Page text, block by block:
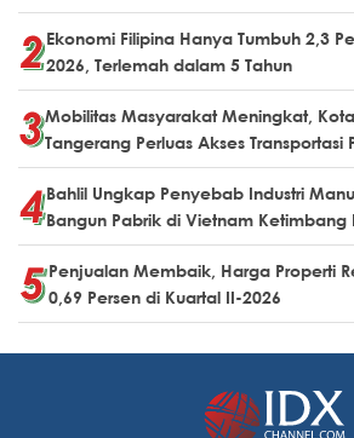
Ekonomi Filipina Hanya Tumbuh 2,3
2026, Terlemah dalam 5 Tahun
Mobilitas Masyarakat Meningkat,
Tangerang Perluas Akses Transportasi
Bahlil Ungkap Penyebab Industri
Bangun Pabrik di Vietnam Ketimbang
Penjualan Membaik, Harga Properti
0,69 Persen di Kuartal II-2026